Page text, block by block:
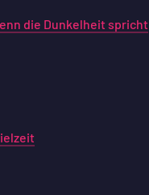
die Dunkelheit spricht